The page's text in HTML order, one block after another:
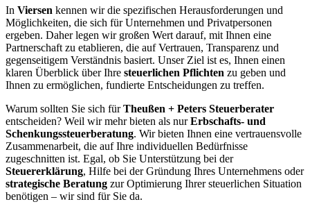
In Viersen kennen wir die spezifischen Herausforderungen und
Möglichkeiten, die sich für Unternehmen und Privatpersonen
ergeben. Daher legen wir großen Wert darauf, mit Ihnen eine
Partnerschaft zu etablieren, die auf Vertrauen, Transparenz und
gegenseitigem Verständnis basiert. Unser Ziel ist es, Ihnen einen
klaren Überblick über Ihre steuerlichen Pflichten zu geben und
Ihnen zu ermöglichen, fundierte Entscheidungen zu treffen.
Warum sollten Sie sich fürTheußen + Peters Steuerberater
entscheiden? Weil wir mehr bieten als nurErbschafts- und
Schenkungssteuerberatung. Wir bieten Ihnen eine vertrauensvolle
Zusammenarbeit, die auf Ihre individuellen Bedürfnisse
zugeschnitten ist. Egal, ob Sie Unterstützung bei der
Steuererklärung, Hilfe bei der Gründung Ihres Unternehmens oder
strategische Beratung zur Optimierung Ihrer steuerlichen Situation
benötigen – wir sind für Sie da.